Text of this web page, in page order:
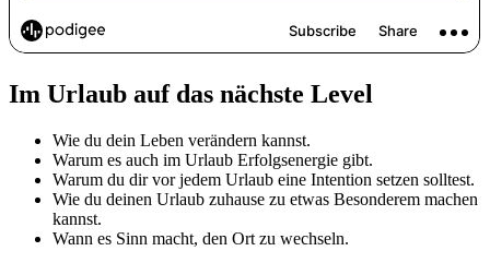
Im Urlaub auf das nächste Level
Wie du dein Leben verändern kannst.
Warum es auch im Urlaub Erfolgsenergie gibt.
Warum du dir vor jedem Urlaub eine Intention setzen solltest.
Wie du deinen Urlaub zuhause zu etwas Besonderem machen
kannst.
Wann es Sinn macht, den Ort zu wechseln.